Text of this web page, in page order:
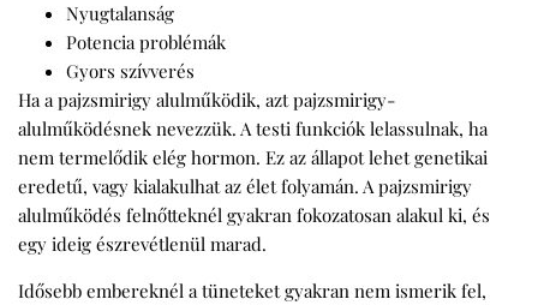
Nyugtalanság
Potencia problémák
Gyors szívverés
Ha a pajzsmirigy alulműködik, azt pajzsmirigy-
alulműködésnek nevezzük. A testi funkciók lelassulnak, ha
nem termelődik elég hormon. Ez az állapot lehet genetikai
eredetű, vagy kialakulhat az élet folyamán. A pajzsmirigy
alulműködés felnőtteknél gyakran fokozatosan alakul ki, és
egy ideig észrevétlenül marad.
Idősebb embereknél a tüneteket gyakran nem ismerik fel,